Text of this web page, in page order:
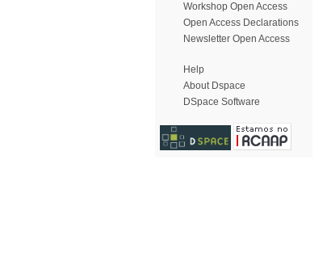
Workshop Open Access
Open Access Declarations
Newsletter Open Access
Help
About Dspace
DSpace Software